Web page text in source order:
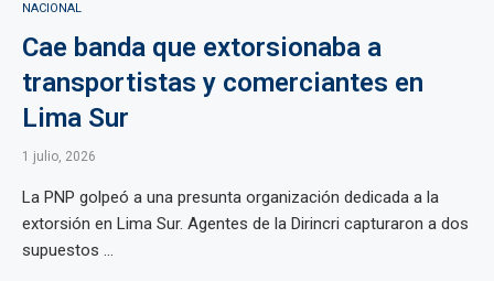
NACIONAL
Cae banda que extorsionaba a
transportistas y comerciantes en
Lima Sur
1 julio, 2026
La PNP golpeó a una presunta organización dedicada a la
extorsión en Lima Sur. Agentes de la Dirincri capturaron a dos
supuestos ...